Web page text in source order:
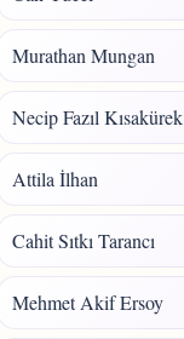
Murathan Mungan
Necip Fazıl Kısakürek
Attila İlhan
Cahit Sıtkı Tarancı
Mehmet Akif Ersoy